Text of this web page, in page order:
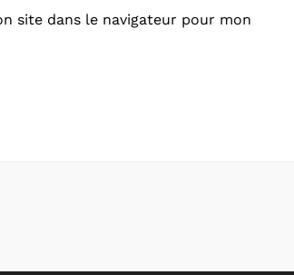
site dans le navigateur pour mon